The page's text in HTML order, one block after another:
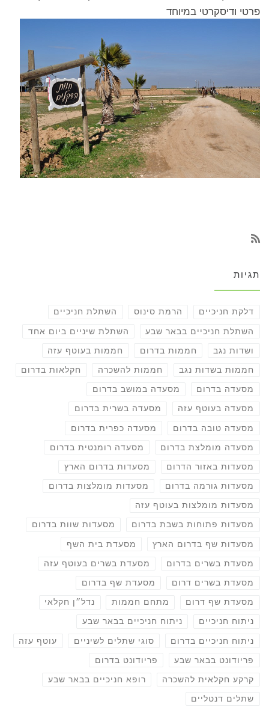
פרטי ודיסקרטי במיוחד
תגיות
דלקת חניכיים הרמת סינוס השתלת חניכיים
השתלת חניכיים בבאר שבע השתלת שיניים ביום אחד
ושדות נגב חממות בדרום חממות בעוטף עזה
חממות בשדות נגב חממות להשכרה חקלאות בדרום
מסעדה בדרום מסעדה במושב בדרום
מסעדה בעוטף עזה מסעדה בשרית בדרום
מסעדה טובה בדרום מסעדה כפרית בדרום
מסעדה מומלצת בדרום מסעדה רומנטית בדרום
מסעדות באזור הדרום מסעדות בדרום הארץ
מסעדות גורמה בדרום מסעדות מומלצות בדרום
מסעדות מומלצות בעוטף עזה
מסעדות פתוחות בשבת בדרום מסעדות שוות בדרום
מסעדות שף בדרום הארץ מסעדת בית השף
מסעדת בשרים בדרום מסעדת בשרים בעוטף עזה
מסעדת בשרים דרום מסעדת שף בדרום
מסעדת שף דרום מתחם חממות נדל״ן חקלאי
ניתוח חניכיים ניתוח חניכיים בבאר שבע
ניתוח חניכיים בדרום סוגי שתלים לשיניים עוטף עזה
פריודונט בבאר שבע פריודונט בדרום
קרקע חקלאית להשכרה רופא חניכיים בבאר שבע
שתלים דנטליים